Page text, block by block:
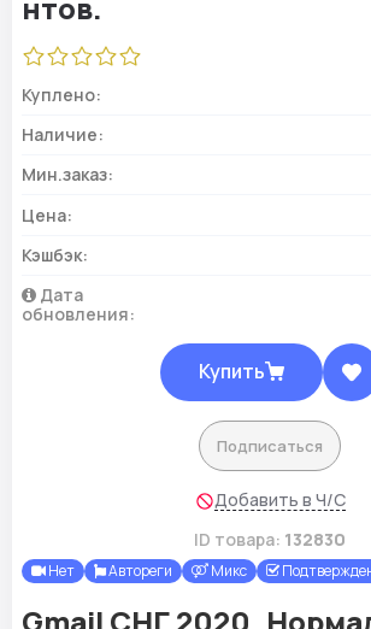
Куплено:
Наличие:
Мин.заказ:
Цена:
Кэшбэк:
Дата
обновления:
Купить
Подписаться
Добавить в Ч/С
ID товара: 132830
Нет Автореги Микс